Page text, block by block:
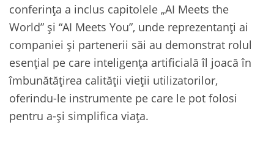
conferința a inclus capitolele „AI Meets the
World” și “AI Meets You”, unde reprezentanți ai
companiei și partenerii săi au demonstrat rolul
esențial pe care inteligența artificială îl joacă în
îmbunătățirea calității vieții utilizatorilor,
oferindu-le instrumente pe care le pot folosi
pentru a-și simplifica viața.